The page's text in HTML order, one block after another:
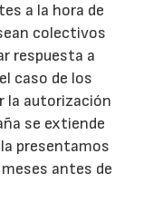
a la hora de
colectivos
respuesta a
caso de los
la autorización
se extiende
presentamos
antes de